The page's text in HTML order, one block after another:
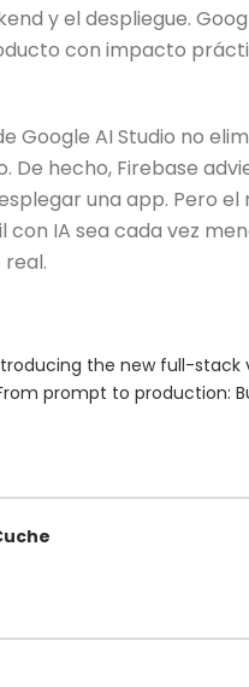
y el despliegue.
con impacto
Google AI Studio no
De hecho, Firebase
una app. Pero
con IA sea cada vez
the new full-stack
prompt to production: